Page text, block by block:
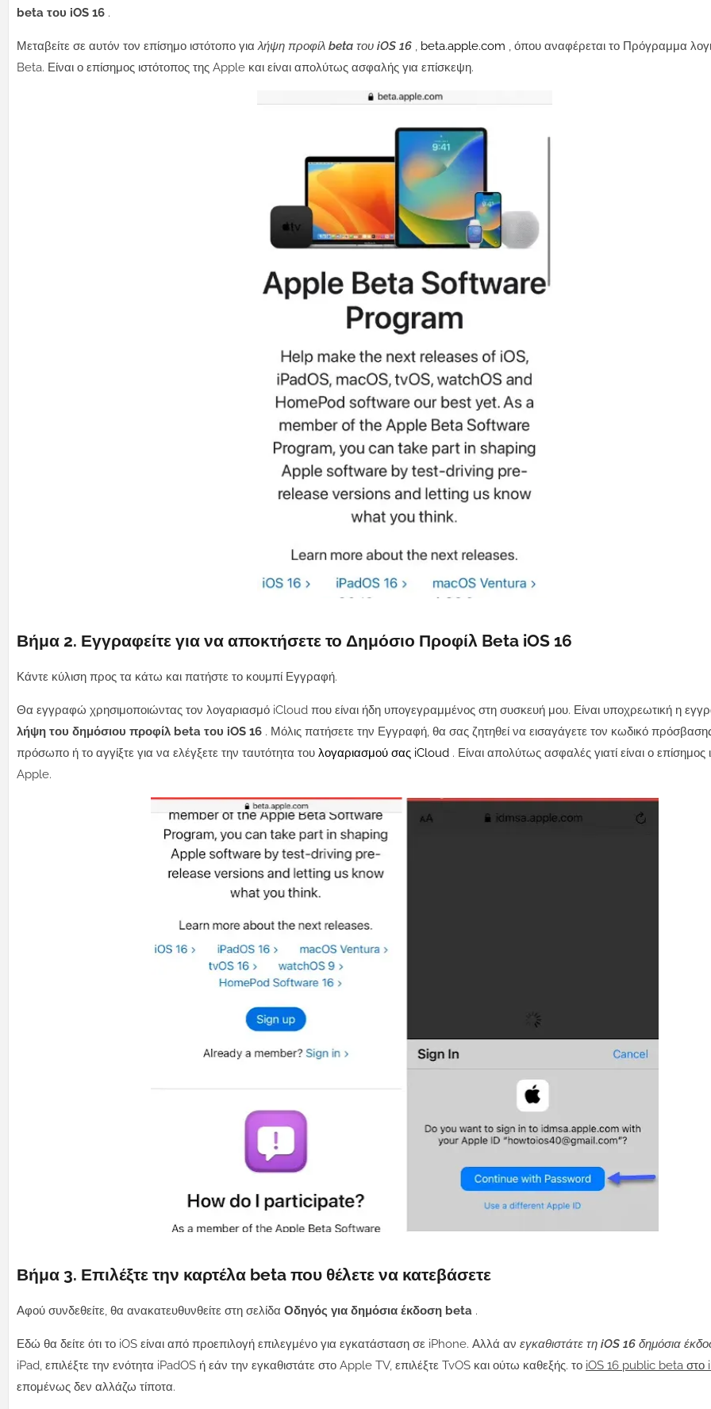
beta του iOS 16 .
Μεταβείτε σε αυτόν τον επίσημο ιστότοπο γιαλήψη προφίλ beta του iOS 16 , beta.apple.com , όπου αναφέρεται το Πρόγραμμα
Beta. Είναι ο επίσημος ιστότοπος της Apple και είναι απολύτως ασφαλής για επίσκεψη.
Βήμα 2. Εγγραφείτε για να αποκτήσετε το Δημόσιο Προφίλ Beta iOS 16
Κάντε κύλιση προς τα κάτω και πατήστε το κουμπί Εγγραφή.
Θα εγγραφώ χρησιμοποιώντας τον λογαριασμό iCloud που είναι ήδη υπογεγραμμένος στη συσκευή μου. Είναι υποχρεωτική η
λήψη του δημόσιου προφίλ beta του iOS 16 . Μόλις πατήσετε την Εγγραφή, θα σας ζητηθεί να εισαγάγετε τον κωδικό
πρόσωπο ή το αγγίξτε για να ελέγξετε την ταυτότητα του λογαριασμού σας iCloud . Είναι απολύτως ασφαλές γιατί είναι ο επίσημος
Apple.
Βήμα 3. Επιλέξτε την καρτέλα beta που θέλετε να κατεβάσετε
Αφού συνδεθείτε, θα ανακατευθυνθείτε στη σελίδα Οδηγός για δημόσια έκδοση beta .
Εδώ θα δείτε ότι το iOS είναι από προεπιλογή επιλεγμένο για εγκατάσταση σε iPhone. Αλλά αν εγκαθιστάτε τη iOS 16 δημόσια
iPad, επιλέξτε την ενότητα iPadOS ή εάν την εγκαθιστάτε στο Apple TV, επιλέξτε TvOS και ούτω καθεξής. το iOS 16 public beta στο
επομένως δεν αλλάζω τίποτα.